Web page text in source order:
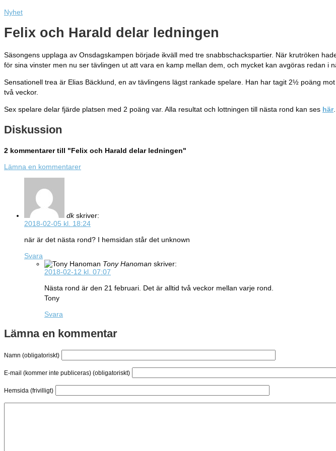
Nyhet
Felix och Harald delar ledningen
Säsongens upplaga av Onsdagskampen började ikväll med tre snabbschackspartier. När krutröken
för sina vinster men nu ser tävlingen ut att vara en kamp mellan dem, och mycket kan avgöras redan i
Sensationell trea är Elias Bäcklund, en av tävlingens lägst rankade spelare. Han har tagit 2½ poäng
två veckor.
Sex spelare delar fjärde platsen med 2 poäng var. Alla resultat och lottningen till nästa rond kan ses här.
Diskussion
2 kommentarer till "Felix och Harald delar ledningen"
Lämna en kommentarer
dk skriver:
2018-02-05 kl. 18:24
när är det nästa rond? I hemsidan står det unknown
Svara
Tony Hanoman skriver:
2018-02-12 kl. 07:07
Nästa rond är den 21 februari. Det är alltid två veckor mellan varje rond.
Tony
Svara
Lämna en kommentar
Namn (obligatoriskt)
E-mail (kommer inte publiceras) (obligatoriskt)
Hemsida (frivilligt)